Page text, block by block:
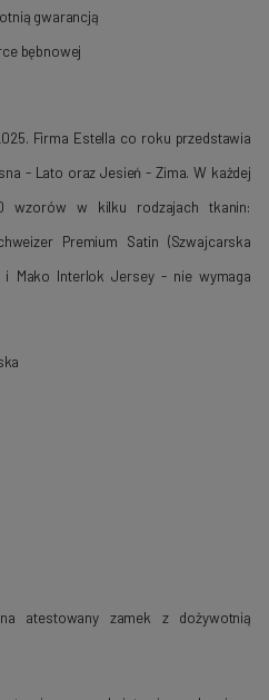
gwarancją
bębnowej
Firma Estella co roku przedstawia
- Lato oraz Jesień - Zima. W każdej
wzorów w kilku rodzajach tkanin:
Premium Satin (Szwajcarska
i Mako Interlok Jersey - nie wymaga
atestowany zamek z dożywotnią